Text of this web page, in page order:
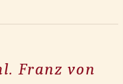
Franz von